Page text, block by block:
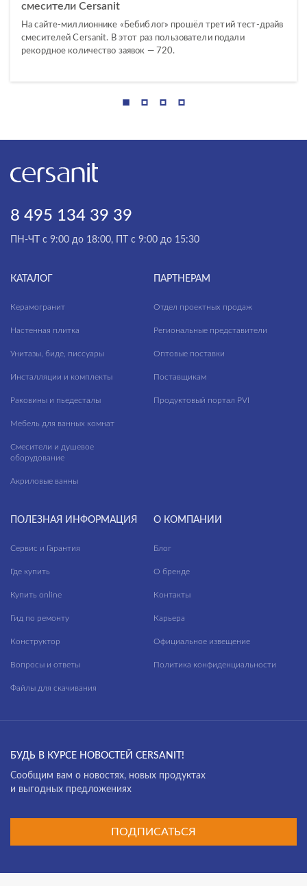
смесители Cersanit
На сайте-миллионнике «Бебиблог» прошёл третий тест-драйв
смесителей Cersanit. В этот раз пользователи подали
рекордное количество заявок — 720.
8 495 134 39 39
ПН-ЧТ с 9:00 до 18:00, ПТ с 9:00 до 15:30
КАТАЛОГ
Керамогранит
Настенная плитка
Унитазы, биде, писсуары
Инсталляции и комплекты
Раковины и пьедесталы
Мебель для ванных комнат
Смесители и душевое
оборудование
Акриловые ванны
ПАРТНЕРАМ
Отдел проектных продаж
Региональные представители
Оптовые поставки
Поставщикам
Продуктовый портал PVI
ПОЛЕЗНАЯ ИНФОРМАЦИЯ
Сервис и Гарантия
Где купить
Купить online
Гид по ремонту
Конструктор
Вопросы и ответы
Файлы для скачивания
О КОМПАНИИ
Блог
О бренде
Контакты
Карьера
Официальное извещение
Политика конфиденциальности
БУДЬ В КУРСЕ НОВОСТЕЙ CERSANIT!
Cообщим вам о новостях, новых продуктах
и выгодных предложениях
ПОДПИСАТЬСЯ